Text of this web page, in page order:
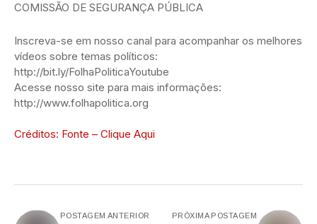
COMISSÃO DE SEGURANÇA PÚBLICA
Inscreva-se em nosso canal para acompanhar os melhores
vídeos sobre temas políticos:
http://bit.ly/FolhaPoliticaYoutube
Acesse nosso site para mais informações:
http://www.folhapolitica.org
Créditos: Fonte – Clique Aqui
POSTAGEM ANTERIOR PRÓXIMA POSTAGEM